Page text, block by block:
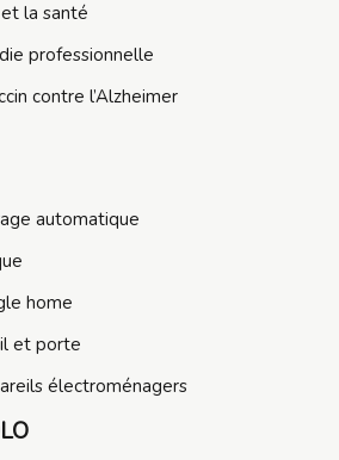
la santé
professionnelle
contre l’Alzheimer
automatique
home
et porte
électroménagers